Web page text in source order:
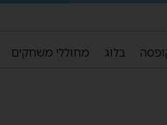
בלוג מחוללי משחקים